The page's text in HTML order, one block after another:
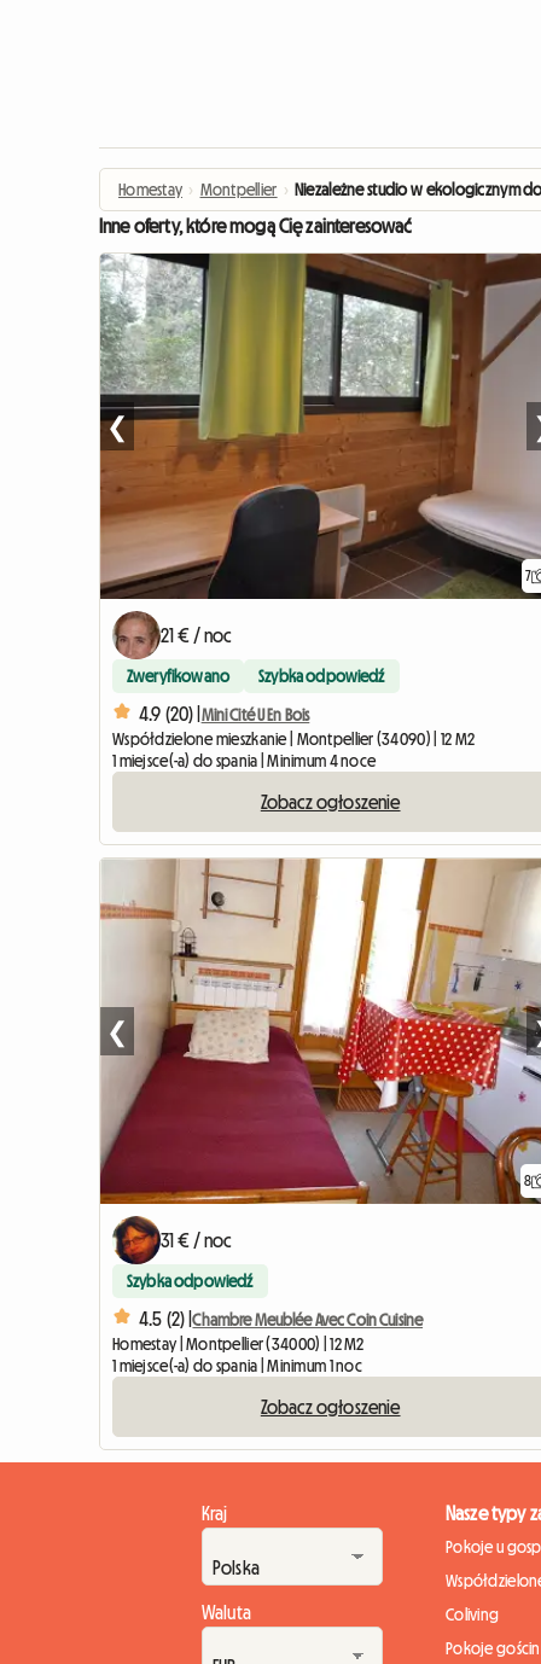
Homestay › Montpellier › Niezależne studio w ekologicznym
Inne oferty, które mogą Cię zainteresować
7
❮
21 € / noc
Zweryfikowano Szybka odpowiedź
4.9 (20) | Mini Cité U En Bois
Współdzielone mieszkanie | Montpellier (34090) | 12 M2
1 miejsce(-a) do spania | Minimum 4 noce
Zobacz ogłoszenie
8
❮
31 € / noc
Szybka odpowiedź
4.5 (2) |Chambre Meublée Avec Coin Cuisine
Homestay | Montpellier (34000) | 12 M2
1 miejsce(-a) do spania | Minimum 1 noc
Zobacz ogłoszenie
Kraj
Waluta
Nasze typy
Pokoje u
Coliving
Pokoje